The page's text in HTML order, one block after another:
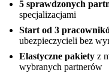
5 sprawdzonych
specjalizacjami
Start od 3
ubezpieczycieli bez
Elastyczne pakiety z
wybranych partnerów